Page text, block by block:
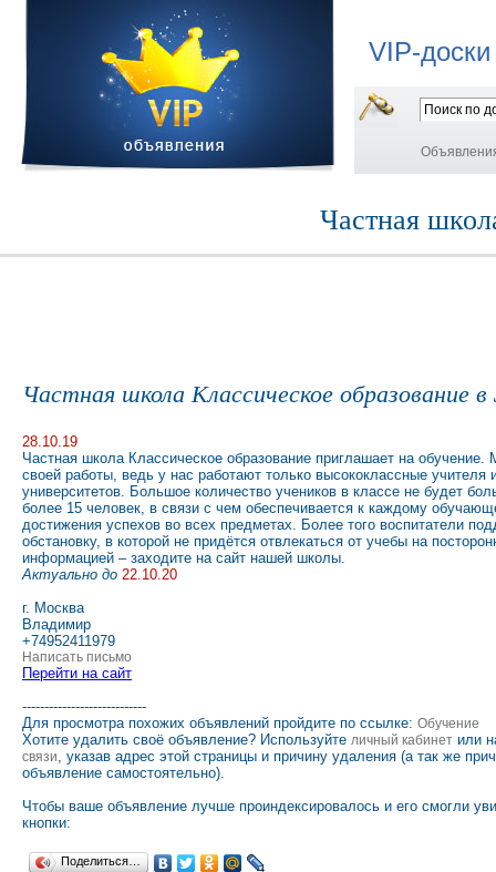
VIP-
Частная
Частная школа Классическое образование
28.10.19
Частная школа Классическое образование приглашает на
своей работы, ведь у нас работают только высококлассные учителя
университетов. Большое количество учеников в классе не будет
более 15 человек, в связи с чем обеспечивается к каждому
достижения успехов во всех предметах. Более того воспитатели
обстановку, в которой не придётся отвлекаться от учебы на
информацией – заходите на сайт нашей школы.
Актуально до 22.10.20
г. Москва
Владимир
+74952411979
Написать письмо
Перейти на сайт
----------------------------
Для просмотра похожих объявлений пройдите по ссылке: Обучение
Хотите удалить своё объявление? Используйте личный кабинет или
связи, указав адрес этой страницы и причину удаления (а так же
объявление самостоятельно).
Чтобы ваше объявление лучше проиндексировалось и его смогли
кнопки:
Поделиться…